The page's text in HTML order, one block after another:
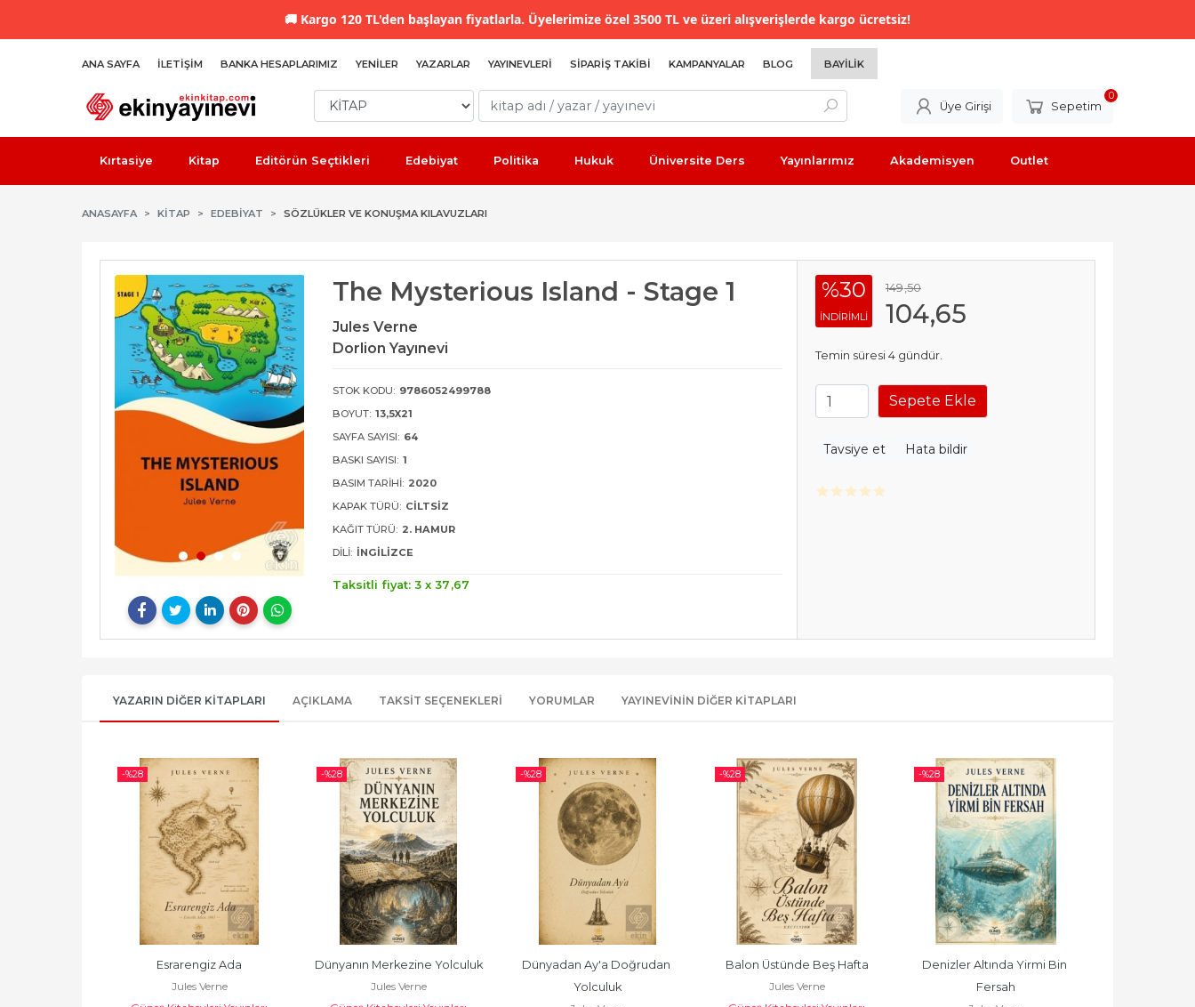
🚚 Kargo 120 TL'den başlayan fiyatlarla. Üyelerimize özel 3500 TL ve üzeri alışverişlerde kargo ücretsiz!
ANA SAYFA İLETIŞIM BANKA HESAPLARIMIZ YENILER YAZARLAR YAYINEVLERI SIPARIŞ TAKIBI KAMPANYALAR BLOG BAYILIK
Üye Girişi Sepetim
0
Kırtasiye Kitap Editörün Seçtikleri Edebiyat Politika Hukuk Üniversite Ders Yayınlarımız Akademisyen Outlet
ANASAYFA KİTAP EDEBIYAT SÖZLÜKLER VE KONUŞMA KILAVUZLARI
The Mysterious Island - Stage 1
Jules Verne
Dorlion Yayınevi
STOK KODU: 9786052499788
BOYUT: 13,5X21
SAYFA SAYISI: 64
BASKI SAYISI: 1
BASIM TARIHI: 2020
KAPAK TÜRÜ: CILTSIZ
KAĞIT TÜRÜ: 2. HAMUR
DILI: İNGILIZCE
Taksitli fiyat: 3 x37 ,67
%30
INDIRIMLI
149,50
104,65
Temin süresi 4 gündür.
Sepete Ekle
Tavsiye et Hata bildir
YAZARIN DIĞER KITAPLARI AÇIKLAMA TAKSIT SEÇENEKLERI YORUMLAR YAYINEVININ DIĞER KITAPLARI
-%28
Esrarengiz Ada
Jules Verne
-%28
Dünyanın Merkezine Yolculuk
Jules Verne
-%28
Dünyadan Ay'a Doğrudan
Yolculuk
-%28
Balon Üstünde Beş Hafta
Jules Verne
-%28
Denizler Altında Yirmi Bin
Fersah